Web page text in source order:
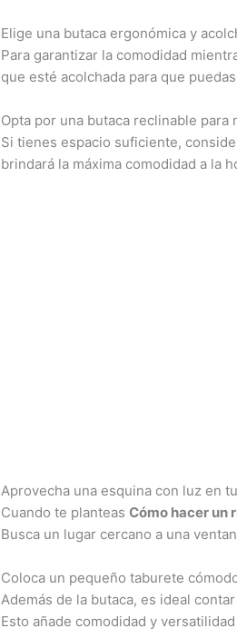
Elige una butaca ergonómica y
Para garantizar la comodidad
que esté acolchada para que
Opta por una butaca reclinable para
Si tienes espacio suficiente,
brindará la máxima comodidad a la
Aprovecha una esquina con luz en
Cuando te planteasCómo hacer un
Busca un lugar cercano a una
Coloca un pequeño taburete
Además de la butaca, es ideal
Esto añade comodidad y